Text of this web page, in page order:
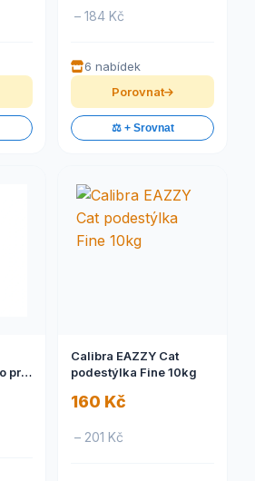
– 184 Kč
6 nabídek
Porovnat
⚖️ + Srovnat
pro
Calibra EAZZY Cat
podestýlka Fine 10kg
160 Kč
– 201 Kč